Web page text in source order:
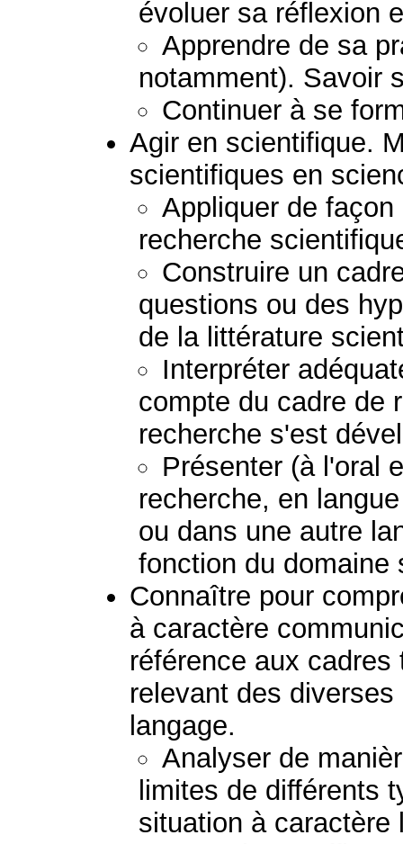
évoluer sa réflexion
Apprendre de sa
notamment). Savoir
Continuer à se
Agir en scientifique.
scientifiques en
Appliquer de
recherche
Construire un
questions ou des
de la littérature
Interpréter
compte du cadre de
recherche s'est
Présenter (à l'oral
recherche, en
ou dans une autre
fonction du domaine
Connaître pour
à caractère
référence aux
relevant des
langage.
Analyser de
limites de différents
situation à caractère